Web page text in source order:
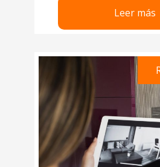
Leer más